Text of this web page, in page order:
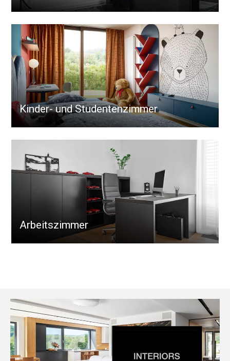
Kinder- und Studentenzimmer
Arbeitszimmer